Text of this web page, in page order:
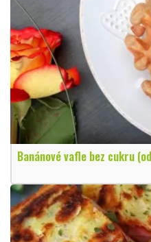
Banánové vafle bez cukru